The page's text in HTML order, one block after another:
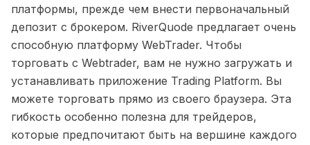
платформы, прежде чем внести первоначальный
депозит с брокером. RiverQuode предлагает очень
способную платформу WebTrader. Чтобы
торговать с Webtrader, вам не нужно загружать и
устанавливать приложение Trading Platform. Вы
можете торговать прямо из своего браузера. Эта
гибкость особенно полезна для трейдеров,
которые предпочитают быть на вершине каждого